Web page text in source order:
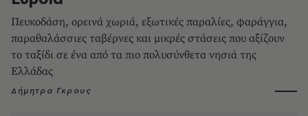
Πευκοδάση, ορεινά χωριά, εξωτικές παραλίες, φαράγγια,
παραθαλάσσιες ταβέρνες και μικρές στάσεις που αξίζουν
το ταξίδι σε ένα από τα πιο πολυσύνθετα νησιά της
Ελλάδας
Δήμητρα Γκρους